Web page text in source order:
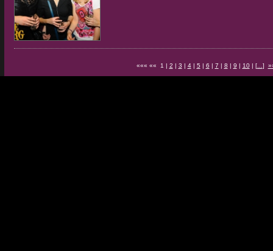
««« «« 1 | 2 | 3 | 4| 5 | 6 | 7 | 8 | 9 | 10| [... ]